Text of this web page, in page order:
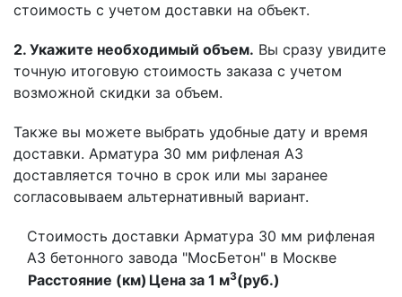
стоимость с учетом доставки на объект.
2. Укажите необходимый объем. Вы сразу увидите
точную итоговую стоимость заказа с учетом
возможной скидки за объем.
Также вы можете выбрать удобные дату и время
доставки. Арматура 30 мм рифленая А3
доставляется точно в срок или мы заранее
согласовываем альтернативный вариант.
Стоимость доставки Арматура 30 мм рифленая
А3 бетонного завода "МосБетон" в Москве
Расстояние (км) Цена за 1 м3(руб.)